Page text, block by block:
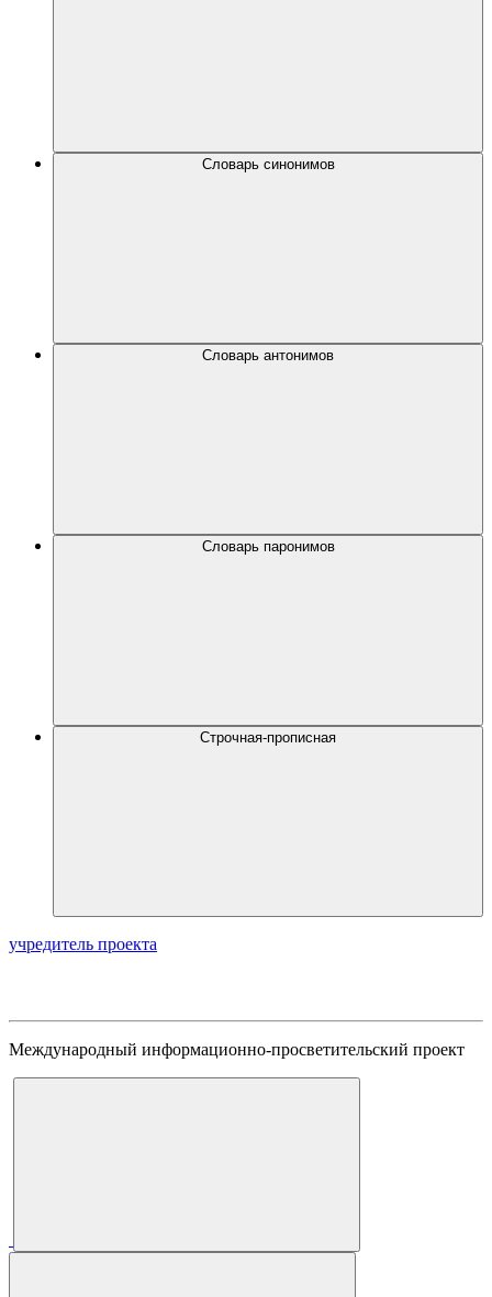
Словарь синонимов
Словарь антонимов
Словарь паронимов
Строчная-прописная
учредитель проекта
Международный информационно-просветительский проект